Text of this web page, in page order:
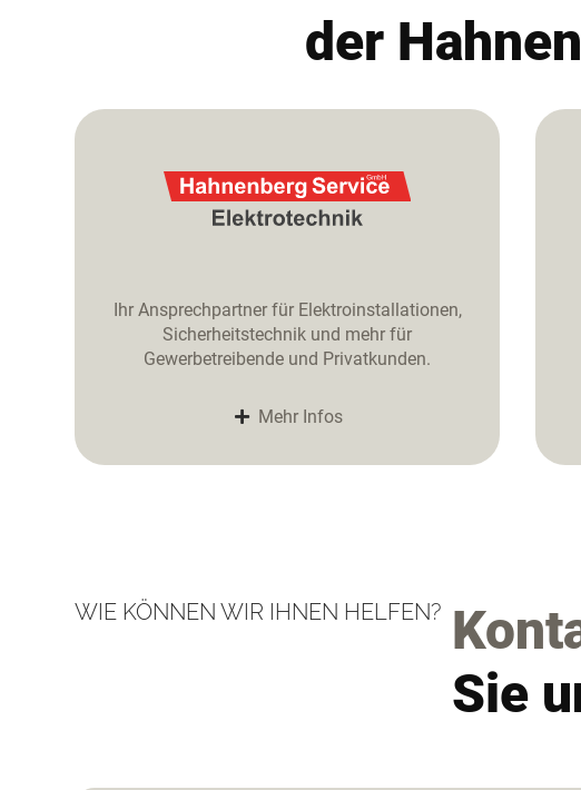
der
Ihr Ansprechpartner für Elektroinstallationen,
Sicherheitstechnik und mehr für
Gewerbetreibende und Privatkunden.
Mehr Infos
WIE KÖNNEN WIR IHNEN HELFEN?
Sie